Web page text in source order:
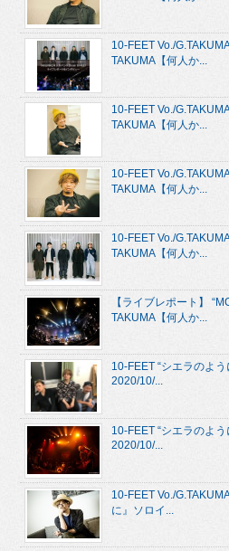
10-FEET Vo./
TAKUMA【何人か...
10-FEET Vo./
TAKUMA【何人か...
10-FEET Vo./
TAKUMA【何人か...
10-FEET Vo./
TAKUMA【何人か...
【ライブレポート】
TAKUMA【何人か...
10-FEET “シエラのよ
2020/10/...
10-FEET “シエラのよ
2020/10/...
10-FEET Vo./
に』ソロイ...